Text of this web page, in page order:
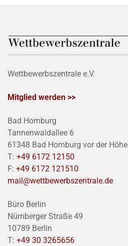
Wettbewerbszentrale e.V.
Mitglied werden >>
Bad Homburg
Tannenwaldallee 6
61348 Bad Homburg vor der Höhe
T: +49 6172 12150
F: +49 6172 121510
mail@wettbewerbszentrale.de
Büro Berlin
Nürnberger Straße 49
10789 Berlin
T: +49 30 3265656